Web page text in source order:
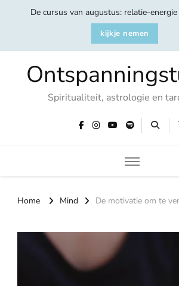
De cursus van augustus: relatie-
kijkje nemen
Spiritualiteit, astrologie en
Home Mind De motivatie om te